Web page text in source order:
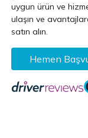
uygun ürün ve
ulaşın ve
satın alın.
Hemen